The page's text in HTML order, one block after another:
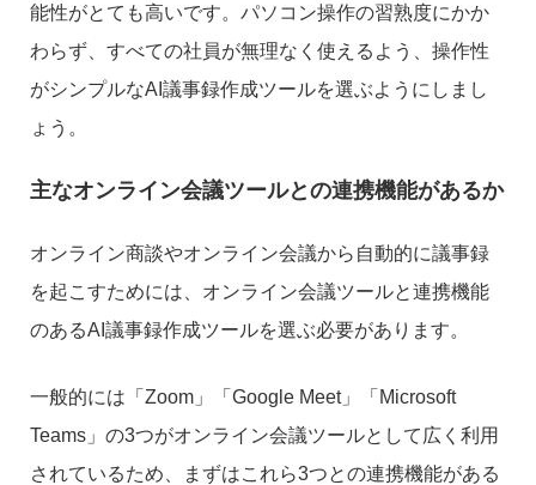
能性がとても高いです。パソコン操作の習熟度にかか
わらず、すべての社員が無理なく使えるよう、操作性
がシンプルなAI議事録作成ツールを選ぶようにしまし
ょう。
主なオンライン会議ツールとの連携機能があるか
オンライン商談やオンライン会議から自動的に議事録
を起こすためには、オンライン会議ツールと連携機能
のあるAI議事録作成ツールを選ぶ必要があります。
一般的には「Zoom」「Google Meet」「Microsoft
Teams」の3つがオンライン会議ツールとして広く利用
されているため、まずはこれら3つとの連携機能がある